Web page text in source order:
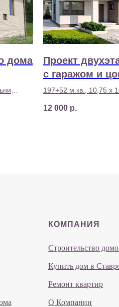
дома
Проект
с гаражом и
D16
197+52 м.кв., 10,75 х
12 000 р.
КОМПАНИЯ
Строительство
Купить дом в
Ремонт квартир
О Компании